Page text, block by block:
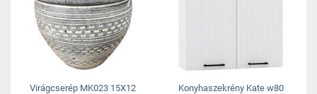
Virágcserép MK023 15X12
Konyhaszekrény Kate w80